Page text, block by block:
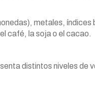
metales, índices
café, la soja o el cacao.
distintos niveles de